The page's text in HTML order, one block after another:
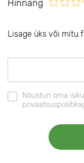
Hinnang
Lisage üks või mitu
Nõustun oma